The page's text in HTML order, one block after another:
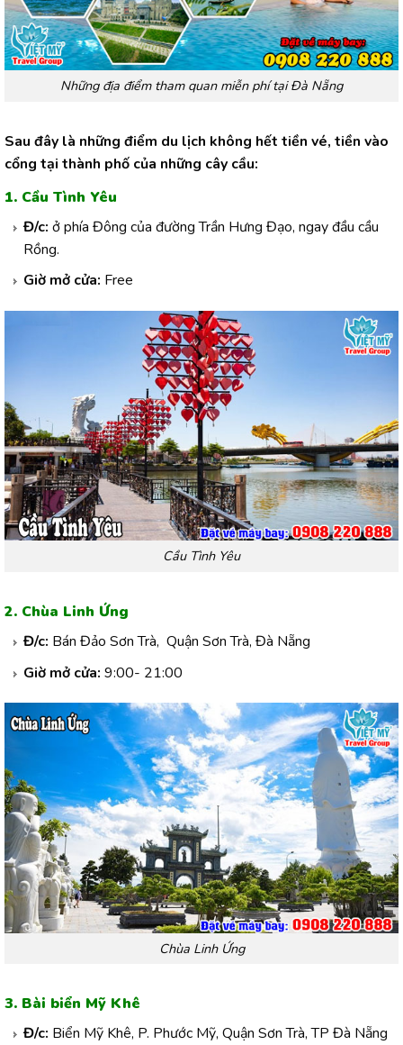
Những địa điểm tham quan miễn phí tại Đà Nẵng
Sau đây là những điểm du lịch không hết tiền vé, tiền vào
cổng tại thành phố của những cây cầu:
1. Cầu Tình Yêu
Đ/c: ở phía Đông của đường Trần Hưng Đạo, ngay đầu cầu
Rồng.
Giờ mở cửa: Free
Cầu Tình Yêu
2. Chùa Linh Ứng
Đ/c: Bán Đảo Sơn Trà, Quận Sơn Trà, Đà Nẵng
Giờ mở cửa: 9:00- 21:00
Chùa Linh Ứng
3. Bài biển Mỹ Khê
Đ/c: Biển Mỹ Khê, P. Phước Mỹ, Quận Sơn Trà, TP Đà Nẵng